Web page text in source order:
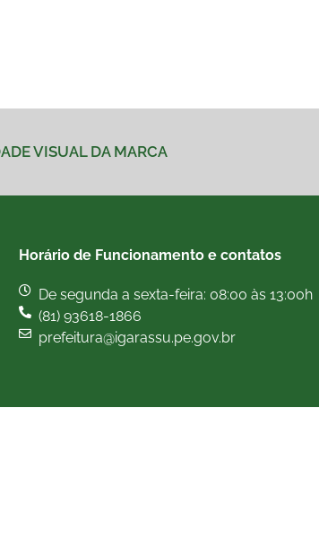
VISUAL DA MARCA
Horário de Funcionamento e contatos
De segunda a sexta-feira: 08:00 às 13:00h
(81) 93618-1866
prefeitura@igarassu.pe.gov.br